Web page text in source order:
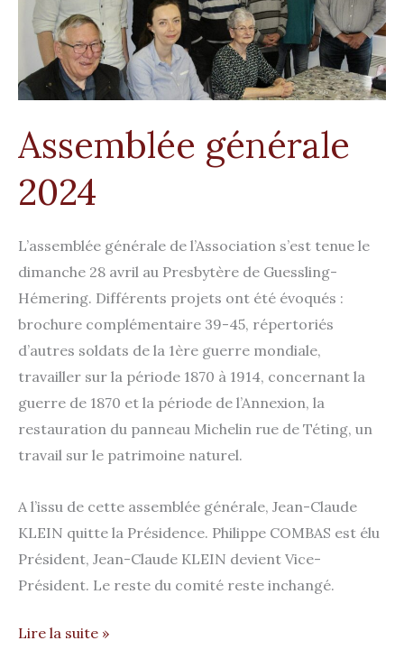
Assemblée générale
2024
L’assemblée générale de l’Association s’est tenue le
dimanche 28 avril au Presbytère de Guessling-
Hémering. Différents projets ont été évoqués :
brochure complémentaire 39-45, répertoriés
d’autres soldats de la 1ère guerre mondiale,
travailler sur la période 1870 à 1914, concernant la
guerre de 1870 et la période de l’Annexion, la
restauration du panneau Michelin rue de Téting, un
travail sur le patrimoine naturel.
A l’issu de cette assemblée générale, Jean-Claude
KLEIN quitte la Présidence. Philippe COMBAS est élu
Président, Jean-Claude KLEIN devient Vice-
Président. Le reste du comité reste inchangé.
Lire la suite »